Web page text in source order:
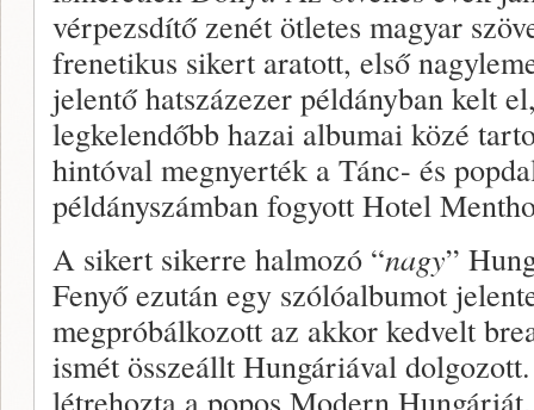
vérpezsdítő zenét ötletes magyar
frenetikus sikert aratott, első
jelentő hatszázezer példányban kelt
legkelendőbb hazai albumai közé
hintóval megnyerték a Tánc- és
példányszámban fogyott Hotel
A sikert sikerre halmozó “nagy”
Fenyő ezután egy szólóalbumot
megpróbálkozott az akkor kedvelt
ismét összeállt Hungáriával
létrehozta a popos Modern Hungáriát.